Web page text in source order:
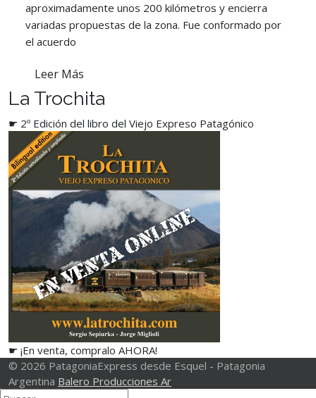
aproximadamente unos 200 kilómetros y encierra
variadas propuestas de la zona. Fue conformado por
el acuerdo
Leer Más
La Trochita
☛ 2º Edición del libro del Viejo Expreso Patagónico
☛ ¡En venta, compralo AHORA!
© 2026 PatagoniaExpress desde Esquel - Patagonia
Argentina Balero Producciones Ar